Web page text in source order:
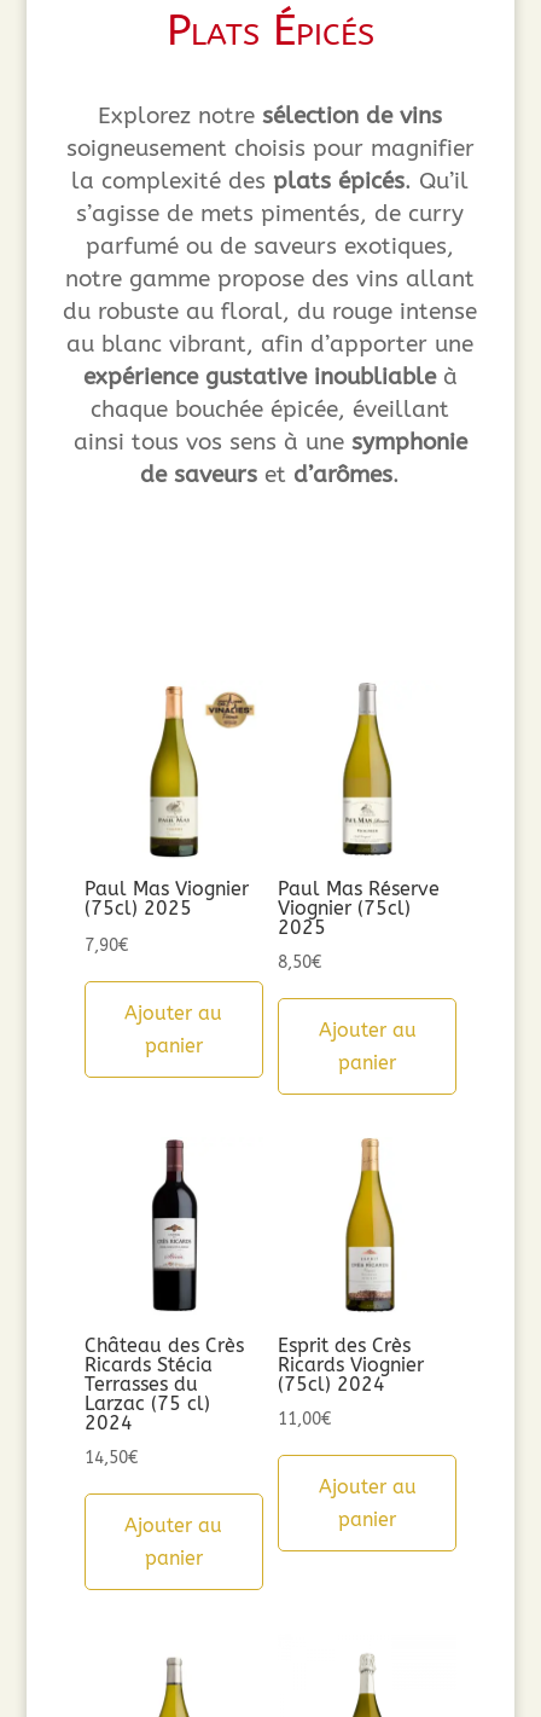
Plats Épicés
Explorez notresélection de vins
soigneusement choisis pour magnifier
la complexité des plats épicés. Qu’il
s’agisse de mets pimentés, de curry
parfumé ou de saveurs exotiques,
notre gamme propose des vins allant
du robuste au floral, du rouge intense
au blanc vibrant, afin d’apporter une
expérience gustative inoubliableà
chaque bouchée épicée, éveillant
ainsi tous vos sens à une symphonie
de saveurs et d’arômes.
Paul Mas Viognier
(75cl) 2025
7,90€
Ajouter au
panier
Paul Mas Réserve
Viognier (75cl)
2025
8,50€
Ajouter au
panier
Château des Crès
Ricards Stécia
Terrasses du
Larzac (75 cl)
2024
14,50€
Ajouter au
panier
Esprit des Crès
Ricards Viognier
(75cl) 2024
11,00€
Ajouter au
panier